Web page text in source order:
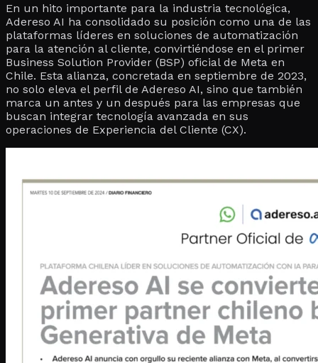
En un hito importante para la industria tecnológica,
Adereso AI ha consolidado su posición como una de las
plataformas líderes en soluciones de automatización
para la atención al cliente, convirtiéndose en el primer
Business Solution Provider (BSP) oficial de Meta en
Chile. Esta alianza, concretada en septiembre de 2023,
no solo eleva el perfil de Adereso AI, sino que también
marca un antes y un después para las empresas que
buscan integrar tecnología avanzada en sus
operaciones de Experiencia del Cliente (CX).